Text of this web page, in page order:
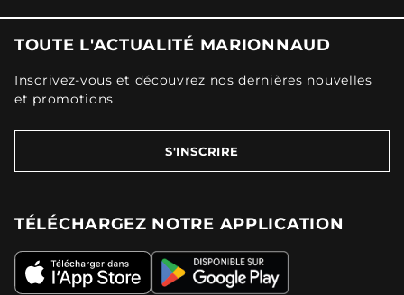
TOUTE L'ACTUALITÉ MARIONNAUD
Inscrivez-vous et découvrez nos dernières nouvelles
et promotions
S'INSCRIRE
TÉLÉCHARGEZ NOTRE APPLICATION